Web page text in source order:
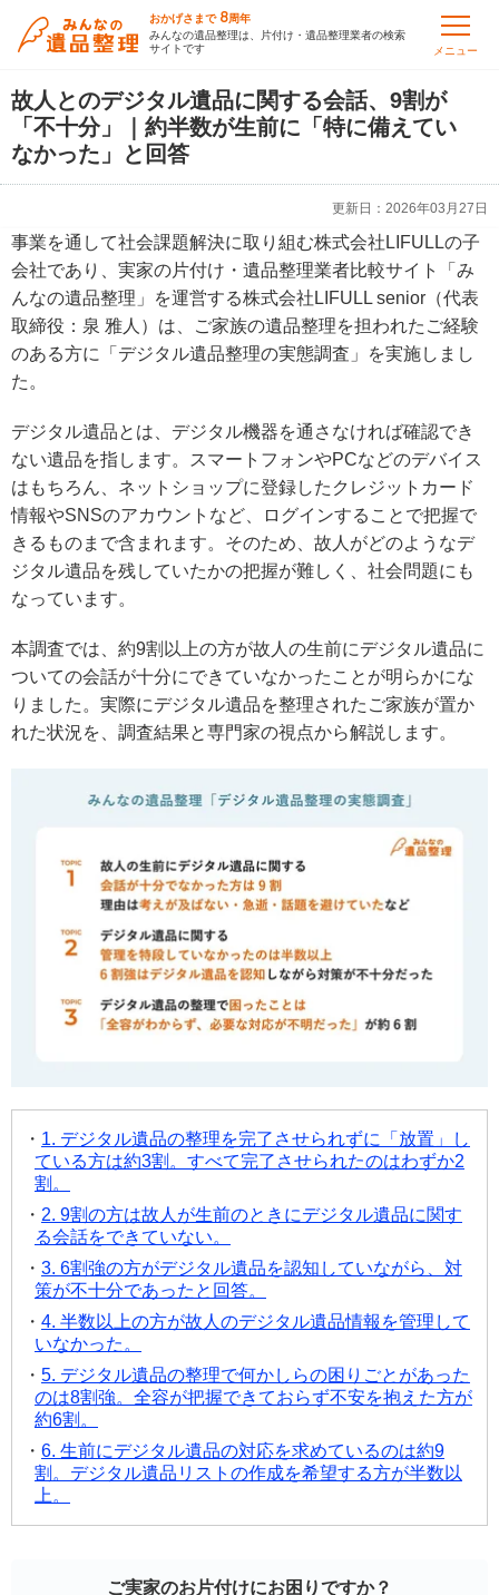
おかげさまで 8周年
みんなの遺品整理は、片付け・遺品整理業者の検索
サイトです
メニュー
故人とのデジタル遺品に関する会話、9割が
「不十分」｜約半数が生前に「特に備えてい
なかった」と回答
更新日： 2026年03月27日
事業を通して社会課題解決に取り組む株式会社LIFULLの子
会社であり、実家の片付け・遺品整理業者比較サイト「み
んなの遺品整理」を運営する株式会社LIFULL senior（代表
取締役：泉 雅人）は、ご家族の遺品整理を担われたご経験
のある方に「デジタル遺品整理の実態調査」を実施しまし
た。
デジタル遺品とは、デジタル機器を通さなければ確認でき
ない遺品を指します。スマートフォンやPCなどのデバイス
はもちろん、ネットショップに登録したクレジットカード
情報やSNSのアカウントなど、ログインすることで把握で
きるものまで含まれます。そのため、故人がどのようなデ
ジタル遺品を残していたかの把握が難しく、社会問題にも
なっています。
本調査では、約9割以上の方が故人の生前にデジタル遺品に
ついての会話が十分にできていなかったことが明らかにな
りました。実際にデジタル遺品を整理されたご家族が置か
れた状況を、調査結果と専門家の視点から解説します。
1. デジタル遺品の整理を完了させられずに「放置」し
ている方は約3割。すべて完了させられたのはわずか2
割。
2. 9割の方は故人が生前のときにデジタル遺品に関す
る会話をできていない。
3. 6割強の方がデジタル遺品を認知していながら、対
策が不十分であったと回答。
4. 半数以上の方が故人のデジタル遺品情報を管理して
いなかった。
5. デジタル遺品の整理で何かしらの困りごとがあった
のは8割強。全容が把握できておらず不安を抱えた方が
約6割。
6. 生前にデジタル遺品の対応を求めているのは約9
割。デジタル遺品リストの作成を希望する方が半数以
上。
ご実家のお片付けにお困りですか？